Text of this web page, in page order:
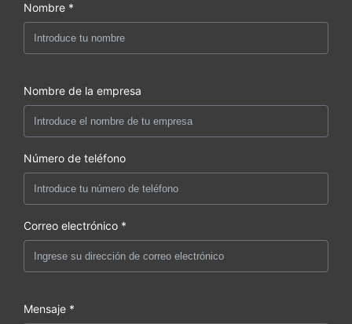
Nombre *
Nombre de la empresa
Número de teléfono
Correo electrónico *
Mensaje *